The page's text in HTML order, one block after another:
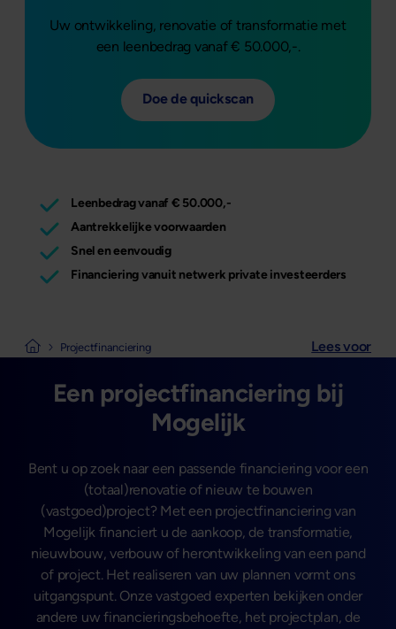
Uw ontwikkeling, renovatie of transformatie met
een leenbedrag vanaf € 50.000,-.
Doe de quickscan
Leenbedrag vanaf € 50.000,-
Aantrekkelijke voorwaarden
Snel en eenvoudig
Financiering vanuit netwerk private investeerders
Naar de homepage van Mogelijk
Projectfinanciering Lees voor
Een projectfinanciering bij
Mogelijk
Bent u op zoek naar een passende financiering voor een
(totaal)renovatie of nieuw te bouwen
(vastgoed)project? Met een projectfinanciering van
Mogelijk financiert u de aankoop, de transformatie,
nieuwbouw, verbouw of herontwikkeling van een pand
of project. Het realiseren van uw plannen vormt ons
uitgangspunt. Onze vastgoed experten bekijken onder
andere uw financieringsbehoefte, het projectplan, de